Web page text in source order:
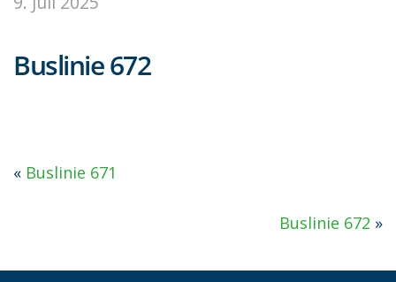
Buslinie 672
« Buslinie 671
Buslinie 672 »